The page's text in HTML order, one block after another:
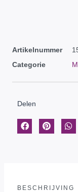
Artikelnummer
Categorie
Delen
BESCHRIJVING